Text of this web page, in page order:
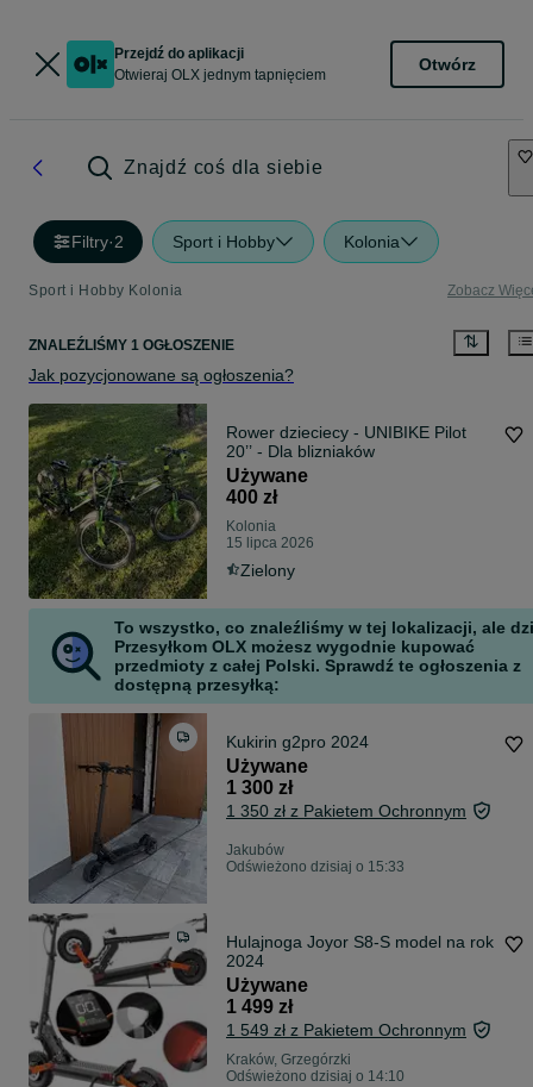
Przejdź do aplikacji
Otwieraj OLX jednym tapnięciem
Otwórz
Znajdź coś dla siebie
Filtry·2 Sport i Hobby Kolonia
Sport i Hobby Kolonia Zobacz
ZNALEŹLIŚMY 1 OGŁOSZENIE
Jak pozycjonowane są ogłoszenia?
Rower dzieciecy - UNIBIKE Pilot
20’’ - Dla blizniaków
Używane
400 zł
Kolonia
15 lipca 2026
Zielony
To wszystko, co znaleźliśmy w tej lokalizacji, ale
Przesyłkom OLX możesz wygodnie kupować
przedmioty z całej Polski. Sprawdź te ogłoszenia z
dostępną przesyłką:
Kukirin g2pro 2024
Używane
1 300 zł
1 350 zł z Pakietem Ochronnym
Jakubów
Odświeżono dzisiaj o 15:33
Hulajnoga Joyor S8-S model na rok
2024
Używane
1 499 zł
1 549 zł z Pakietem Ochronnym
Kraków, Grzegórzki
Odświeżono dzisiaj o 14:10